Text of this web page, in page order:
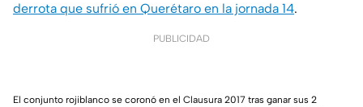
derrota que sufrió en Querétaro en la jornada 14.
PUBLICIDAD
El conjunto rojiblanco se coronó en el Clausura 2017 tras ganar sus 2